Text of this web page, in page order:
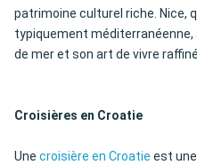
patrimoine culturel riche. Nice,
typiquement méditerranéenne,
de mer et son art de vivre
Croisières en Croatie
Une croisière en Croatie est